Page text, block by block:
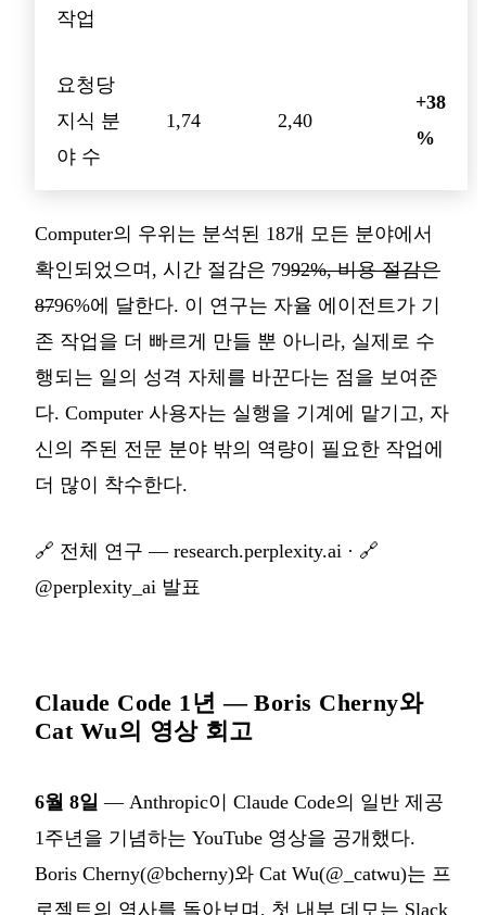
작업
요청당
지식 분
야 수
1,74 2,40
+38
%
Computer의 우위는 분석된 18개 모든 분야에서
확인되었으며, 시간 절감은 7992%, 비용 절감은
8796%에 달한다. 이 연구는 자율 에이전트가 기
존 작업을 더 빠르게 만들 뿐 아니라, 실제로 수
행되는 일의 성격 자체를 바꾼다는 점을 보여준
다. Computer 사용자는 실행을 기계에 맡기고, 자
신의 주된 전문 분야 밖의 역량이 필요한 작업에
더 많이 착수한다.
🔗 전체 연구 — research.perplexity.ai · 🔗
@perplexity_ai 발표
Claude Code 1년 — Boris Cherny와
Cat Wu의 영상 회고
6월 8일 — Anthropic이 Claude Code의 일반 제공
1주년을 기념하는 YouTube 영상을 공개했다.
Boris Cherny(@bcherny)와 Cat Wu(@_catwu)는 프
로젝트의 역사를 돌아보며, 첫 내부 데모는 Slack